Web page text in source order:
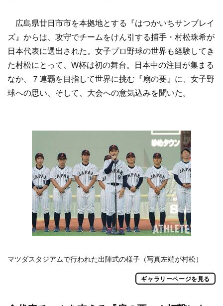
広島県廿日市市を本拠地とする『はつかいちサンブレイ
ズ』からは、攻守でチームをけん引する捕手・村松珠希が
日本代表に選出された。女子プロ野球の世界も経験してき
た村松にとって、W杯は初の舞台。日本中の注目が集まる
なか、７連覇を目指して世界に挑む『扇の要』に、女子野
球への思い、そして、大会への意気込みを聞いた。
マツダスタジアムで行われた出陣式の様子（写真左端が村松）
ギャラリーページを見る